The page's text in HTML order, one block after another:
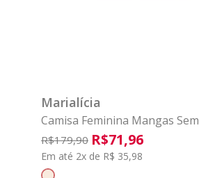
Marialícia
Camisa Feminina Mangas Sem
Costura Marialícia Bege
R$179,90 R$71,96
Em até 2x de R$ 35,98